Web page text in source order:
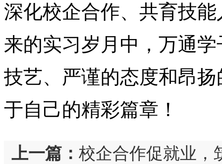
深化校企合作、共育技
来的实习岁月中，万通
技艺、严谨的态度和昂
于自己的精彩篇章！
上一篇： 校企合作促就业